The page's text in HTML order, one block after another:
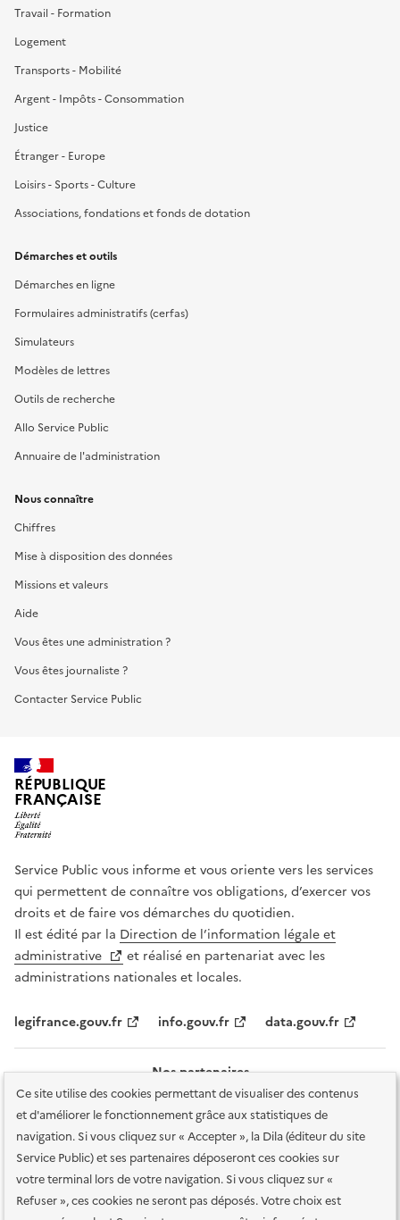
Ce site utilise des cookies permettant de visualiser des contenus
et d'améliorer le fonctionnement grâce aux statistiques de
navigation. Si vous cliquez sur « Accepter », la Dila (éditeur du site
Service Public) et ses partenaires déposeront ces cookies sur
votre terminal lors de votre navigation. Si vous cliquez sur «
Refuser », ces cookies ne seront pas déposés. Votre choix est
Travail - Formation
Logement
Transports - Mobilité
Argent - Impôts - Consommation
Justice
Étranger - Europe
Loisirs - Sports - Culture
Associations, fondations et fonds de dotation
Démarches et outils
Démarches en ligne
Formulaires administratifs (cerfas)
Simulateurs
Modèles de lettres
Outils de recherche
Allo Service Public
Annuaire de l'administration
Nous connaître
Chiffres
Mise à disposition des données
Missions et valeurs
Aide
Vous êtes une administration ?
Vous êtes journaliste ?
Contacter Service Public
RÉPUBLIQUE
FRANÇAISE
Service Public vous informe et vous oriente vers les services
qui permettent de connaître vos obligations, d’exercer vos
droits et de faire vos démarches du quotidien.
Il est édité par la Direction de l’information légale et
administrative
et réalisé en partenariat avec les
administrations nationales et locales.
legifrance.gouv.fr info.gouv.fr data.gouv.fr
Nos partenaires
Plan du site Accessibilité : totalement conforme
Accessibilité des